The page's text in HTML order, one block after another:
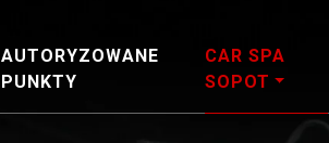
AUTORYZOWANE
PUNKTY
CAR SPA
SOPOT